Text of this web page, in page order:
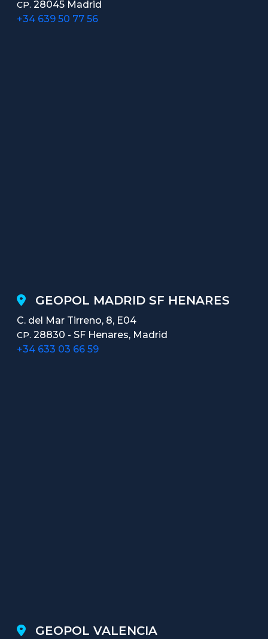
CP. 28045 Madrid
+34 639 50 77 56
GEOPOL MADRID SF HENARES
C. del Mar Tirreno, 8, E04
CP. 28830 - SF Henares, Madrid
+34 633 03 66 59
GEOPOL VALENCIA